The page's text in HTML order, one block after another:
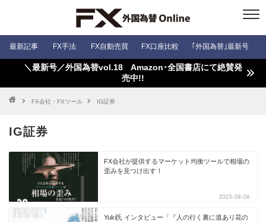
最新記事 FX手法 FX自動売買 FX口座比較 ｢外国為替｣最新号
＼最新号／外国為替vol.18 Amazon･全国書店にて絶賛発
売中!!
FX会社・FXツール IG証券
IG証券
FX会社が提供するマーケット均衡ツールで相場の
歪みを見つけ出す！
2025-08-06
Yuki氏 インタビュー「『人の行く裏に道あり花の